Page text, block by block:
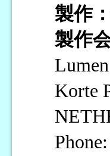
製作：
製作
Korte